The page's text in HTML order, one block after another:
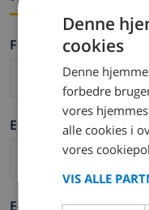
Fornavn *
Efternavn *
E-mail *
Denne
cookies
Denne
forbedre
vores
alle cookies i
vores
VIS ALLE